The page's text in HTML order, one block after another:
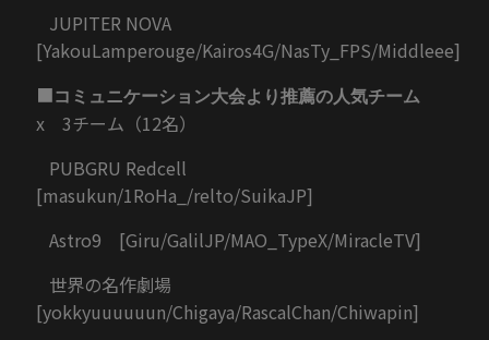
JUPITER NOVA
[YakouLamperouge/Kairos4G/NasTy_FPS/Middleee]
■コミュニケーション大会より推薦の人気チーム
x 3チーム（12名）
PUBGRU Redcell
[masukun/1RoHa_/relto/SuikaJP]
Astro9 [Giru/GalilJP/MAO_TypeX/MiracleTV]
世界の名作劇場
[yokkyuuuuuun/Chigaya/RascalChan/Chiwapin]